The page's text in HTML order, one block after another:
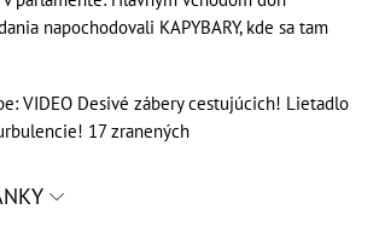
napochodovali KAPYBARY, kde sa tam
VIDEO Desivé zábery cestujúcich! Lietadlo
17 zranených